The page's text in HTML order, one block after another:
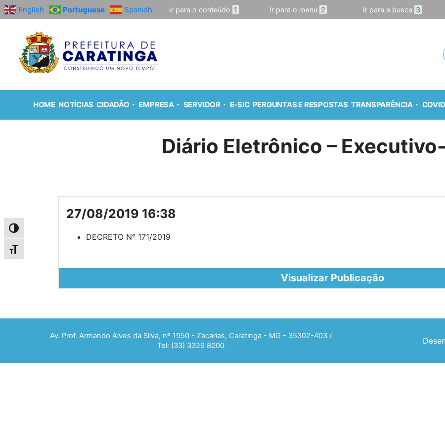
Alternar alto contraste
Alternar tamanho da fonte
English Portuguese Spanish Ir para o conteúdo 1 Ir para o menu 2 Ir para a busca 3
HOME NOTÍCIAS CIDADÃO EMPRESA SERVIDOR E-SIC PERGUNTAS E RESPOSTAS TRANSPARÊNCIA
Diário Eletrônico –
27/08/2019 16:38
DECRETO N° 171/2019
Visualizar Publicação
Av. Prof. Armando Alves da Silva, nº 1950 - Zacarias, Caratinga - MG - 35302-403 /
Tel: (33) 3329 8000